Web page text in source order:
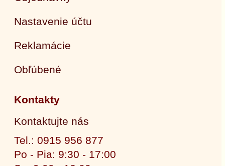
Nastavenie účtu
Reklamácie
Obľúbené
Kontakty
Kontaktujte nás
Tel.: 0915 956 877
Po - Pia: 9:30 - 17:00